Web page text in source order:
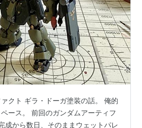
クト ギラ・ドーガ塗装の話。 俺的
ース。 前回のガンダムアーティフ
成から数日、そのままウェットパレ